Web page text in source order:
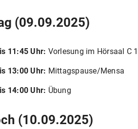
(09.09.2025)
11:45 Uhr: Vorlesung im Hörsaal C
13:00 Uhr: Mittagspause/Mensa
14:00 Uhr: Übung
(10.09.2025)